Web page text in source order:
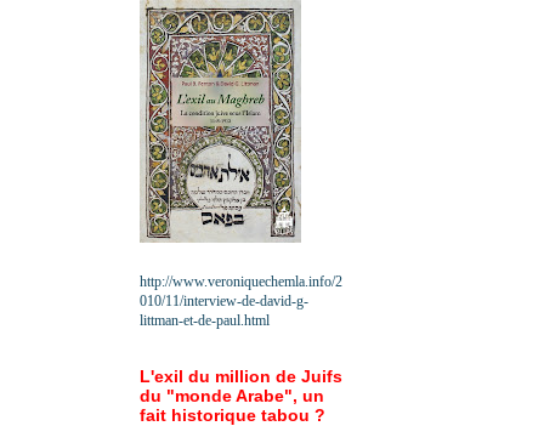
http://www.veroniquechemla.info/2
010/11/interview-de-david-g-
littman-et-de-paul.html
L'exil du million de Juifs
du "monde Arabe", un
fait historique tabou ?